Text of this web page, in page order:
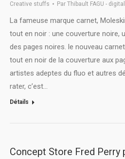
Creative stuffs Par Thibault FAGU -
La fameuse marque carnet,
tout en noir : une couverture noire,
des pages noires. le nouveau
tout en noir de la couverture aux
artistes adeptes du fluo et autres
rater, c’est…
Détails
Concept Store Fred Perry